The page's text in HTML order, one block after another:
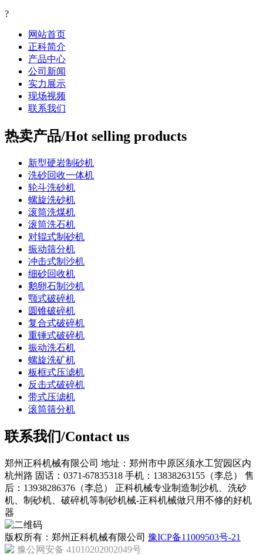
?
网站首页
正科简介
产品中心
公司新闻
实力展示
现场视频
联系我们
热卖产品/Hot selling products
新型硬岩制砂机
洗砂回收一体机
轮斗洗砂机
螺旋洗砂机
滚筒洗煤机
滚筒洗石机
对辊式制砂机
振动筛分机
冲击式制沙机
细砂回收机
鹅卵石制沙机
颚式破碎机
圆锥破碎机
复合式破碎机
重锤式破碎机
振动洗石机
螺旋洗矿机
板框式压滤机
反击式破碎机
带式压滤机
滚筒筛分机
联系我们/Contact us
郑州正科机械有限公司 地址：郑州市中原区须水工贸园区内
杭州路 固话：0371-67835318 手机：13838263155（李总） 售
后：13938286376（李总）
正科机械专业制造制沙机、洗砂
机、制砂机、破碎机等制砂机械-正科机械做只用不修的好机
器
版权所有：郑州正科机械有限公司 豫ICP备11009503号-21
豫公网安备 41010202002049号